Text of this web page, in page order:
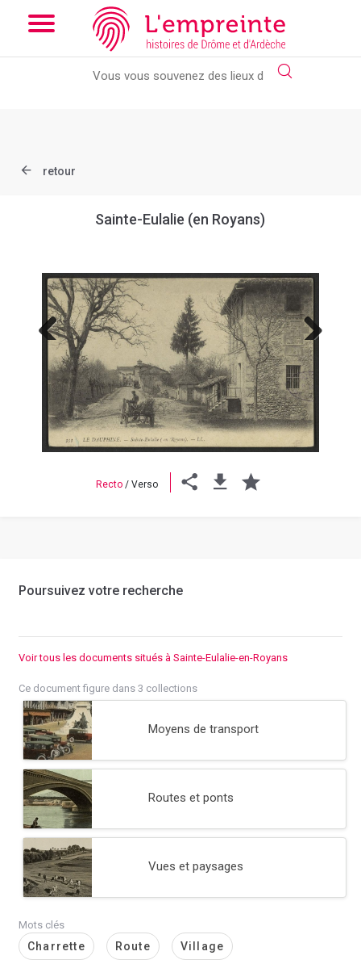
Array ( [slug] => document [ref] => B263626101_CP1136 )
Add the new slick-theme.css if you want the default styling
retour
Sainte-Eulalie (en Royans)
Previous Next
Recto / Verso
Poursuivez votre recherche
Voir tous les documents situés à Sainte-Eulalie-en-Royans
Ce document figure dans 3 collections
Moyens de transport
Routes et ponts
Vues et paysages
Mots clés
Charrette Route Village